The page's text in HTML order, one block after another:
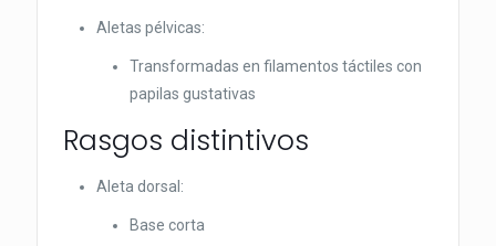
Aletas pélvicas:
Transformadas en filamentos táctiles con
papilas gustativas
Rasgos distintivos
Aleta dorsal:
Base corta